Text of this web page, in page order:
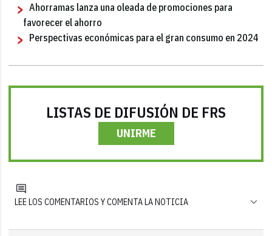
Ahorramas lanza una oleada de promociones para
favorecer el ahorro
Perspectivas económicas para el gran consumo en 2024
LISTAS DE DIFUSIÓN DE FRS
UNIRME
LEE LOS COMENTARIOS Y COMENTA LA NOTICIA